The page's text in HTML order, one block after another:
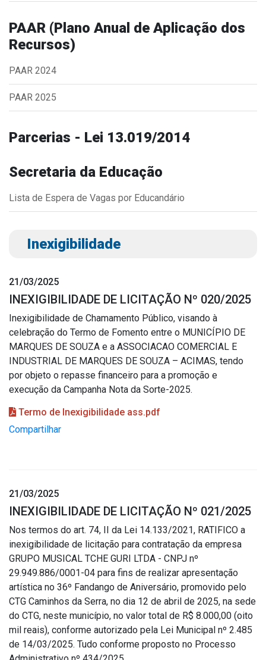
Transparência
Portal da Transparência
Outros
Downloads
Contato
PAAR (Plano Anual de Aplicação dos
Recursos)
PAAR 2024
PAAR 2025
Parcerias - Lei 13.019/2014
Secretaria da Educação
Lista de Espera de Vagas por Educandário
Inexigibilidade
21/03/2025
INEXIGIBILIDADE DE LICITAÇÃO Nº 020/2025
Inexigibilidade de Chamamento Público, visando à
celebração do Termo de Fomento entre o MUNICÍPIO DE
MARQUES DE SOUZA e a ASSOCIACAO COMERCIAL E
INDUSTRIAL DE MARQUES DE SOUZA – ACIMAS, tendo
por objeto o repasse financeiro para a promoção e
execução da Campanha Nota da Sorte-2025.
Termo de Inexigibilidade ass.pdf
Compartilhar
21/03/2025
INEXIGIBILIDADE DE LICITAÇÃO Nº 021/2025
Nos termos do art. 74, II da Lei 14.133/2021, RATIFICO a
inexigibilidade de licitação para contratação da empresa
GRUPO MUSICAL TCHE GURI LTDA - CNPJ nº
29.949.886/0001-04 para fins de realizar apresentação
artística no 36º Fandango de Aniversário, promovido pelo
CTG Caminhos da Serra, no dia 12 de abril de 2025, na sede
do CTG, neste município, no valor total de R$ 8.000,00 (oito
mil reais), conforme autorizado pela Lei Municipal nº 2.485
de 14/03/2025. Tudo conforme proposto no Processo